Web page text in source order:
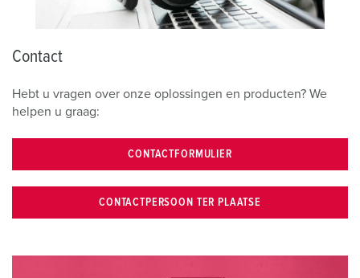
Contact
Hebt u vragen over onze oplossingen en producten? We
helpen u graag:
CONTACTFORMULIER
CONTACTPERSOON TER PLAATSE